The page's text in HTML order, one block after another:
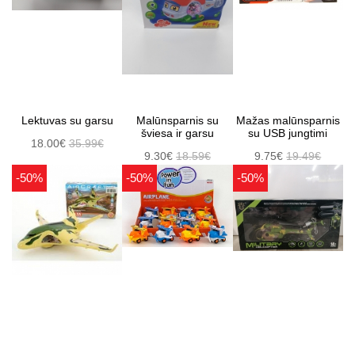
Lektuvas su garsu
18.00€35.99€
Malūnsparnis su
šviesa ir garsu
9.30€ 18.59€
Mažas malūnsparnis
su USB jungtimi
9.75€19.49€
-50% -50% -50%